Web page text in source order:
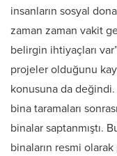
insanların sosyal
zaman zaman vakit
belirgin ihtiyaçları
projeler olduğunu
konusuna da değindi.
bina taramaları
binalar saptanmıştı.
binaların resmi